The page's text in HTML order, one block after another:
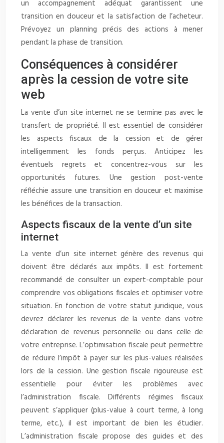
un accompagnement adéquat garantissent une
transition en douceur et la satisfaction de l’acheteur.
Prévoyez un planning précis des actions à mener
pendant la phase de transition.
Conséquences à considérer
après la cession de votre site
web
La vente d’un site internet ne se termine pas avec le
transfert de propriété. Il est essentiel de considérer
les aspects fiscaux de la cession et de gérer
intelligemment les fonds perçus. Anticipez les
éventuels regrets et concentrez-vous sur les
opportunités futures. Une gestion post-vente
réfléchie assure une transition en douceur et maximise
les bénéfices de la transaction.
Aspects fiscaux de la vente d’un site
internet
La vente d’un site internet génère des revenus qui
doivent être déclarés aux impôts. Il est fortement
recommandé de consulter un expert-comptable pour
comprendre vos obligations fiscales et optimiser votre
situation. En fonction de votre statut juridique, vous
devrez déclarer les revenus de la vente dans votre
déclaration de revenus personnelle ou dans celle de
votre entreprise. L’optimisation fiscale peut permettre
de réduire l’impôt à payer sur les plus-values réalisées
lors de la cession. Une gestion fiscale rigoureuse est
essentielle pour éviter les problèmes avec
l’administration fiscale. Différents régimes fiscaux
peuvent s’appliquer (plus-value à court terme, à long
terme, etc.), il est important de bien les étudier.
L’administration fiscale propose des guides et des